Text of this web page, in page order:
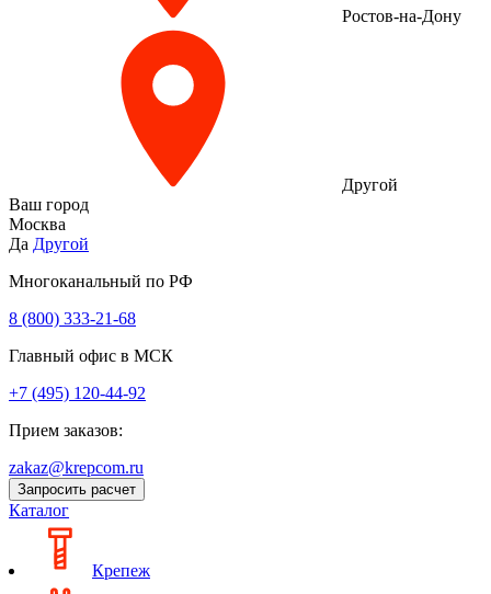
Ростов-на-Дону
Другой
Ваш город
Москва
Да Другой
Многоканальный по РФ
8 (800) 333‑21-68
Главный офис в МСК
+7 (495) 120-44-92
Прием заказов:
zakaz@krepcom.ru
Запросить расчет
Каталог
Крепеж